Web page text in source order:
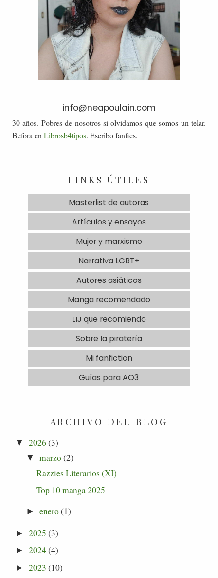
info@neapoulain.com
30 años. Pobres de nosotros si olvidamos que somos un telar.
Befora enLibrosb4tipos. Escribo fanfics.
LINKS ÚTILES
Masterlist de autoras
Artículos y ensayos
Mujer y marxismo
Narrativa LGBT+
Autores asiáticos
Manga recomendado
LIJ que recomiendo
Sobre la piratería
Mi fanfiction
Guías para AO3
ARCHIVO DEL BLOG
▼ 2026(3)
▼ marzo(2)
Razzies Literarios (XI)
Top 10 manga 2025
► enero(1)
►2025 (3)
►2024(4)
►2023 (10)